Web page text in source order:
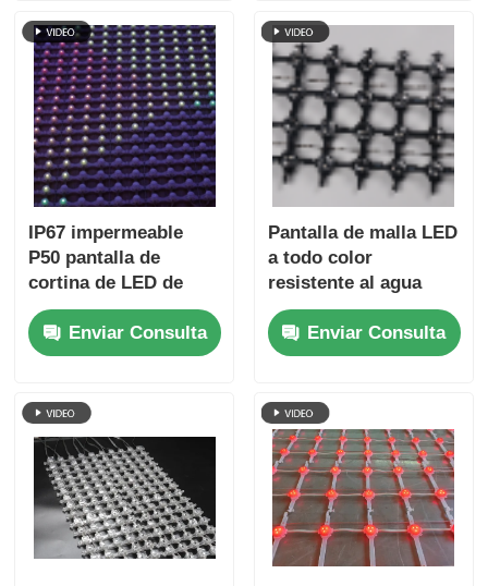
de paisajes urbanos
IP67 impermeable
P50 pantalla de
cortina de LED de
malla flexible de
color completo para
exhibición de fachada
Enviar Consulta
Pantalla de malla LED
a todo color
resistente al agua
IP67, cortina de malla
Flexible para
exteriores P62.5 para
y decoración de
edificios
Enviar Consulta